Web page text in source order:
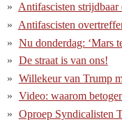
Antifascisten strijdbaar
Antifascisten
Nu donderdag: ‘Mars
De straat is van ons!
Willekeur van Trump
Video: waarom
Oproep Syndicalisten